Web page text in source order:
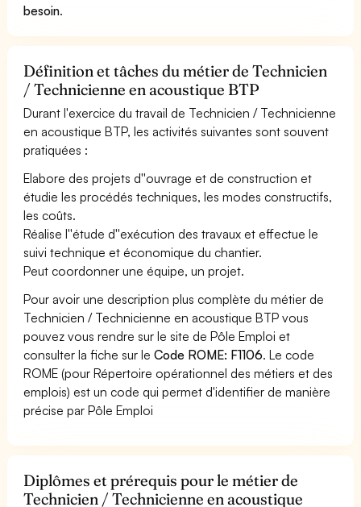
besoin.
Définition et tâches du métier de Technicien
/ Technicienne en acoustique BTP
Durant l'exercice du travail de Technicien / Technicienne
en acoustique BTP, les activités suivantes sont souvent
pratiquées :
Elabore des projets d''ouvrage et de construction et
étudie les procédés techniques, les modes constructifs,
les coûts.
Réalise l''étude d''exécution des travaux et effectue le
suivi technique et économique du chantier.
Peut coordonner une équipe, un projet.
Pour avoir une description plus complète du métier de
Technicien / Technicienne en acoustique BTP vous
pouvez vous rendre sur le site de Pôle Emploi et
consulter la fiche sur leCode ROME: F1106. Le code
ROME (pour Répertoire opérationnel des métiers et des
emplois) est un code qui permet d'identifier de manière
précise par Pôle Emploi
Diplômes et prérequis pour le métier de
Technicien / Technicienne en acoustique